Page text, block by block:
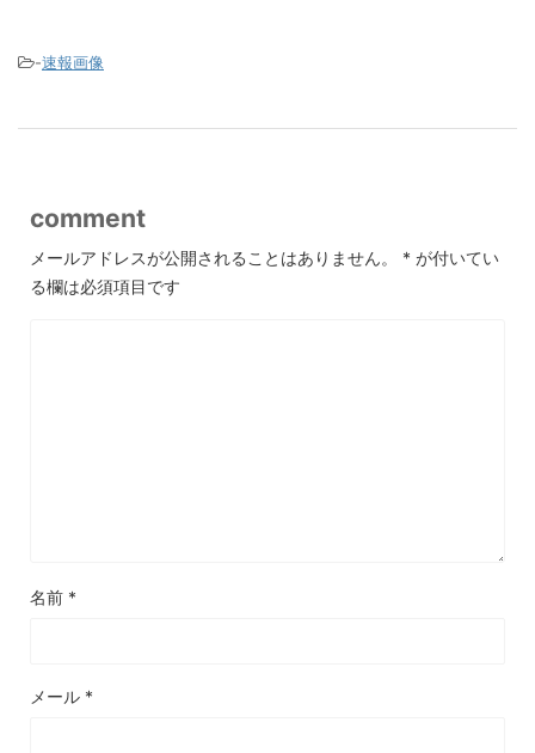
-速報画像
comment
メールアドレスが公開されることはありません。 * が付いてい
る欄は必須項目です
名前 *
メール *